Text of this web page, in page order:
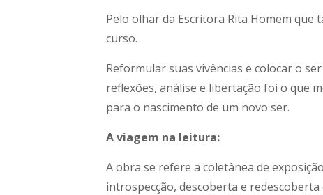
Pelo olhar da Escritora Rita Homem que
curso.
Reformular suas vivências e colocar o
reflexões, análise e libertação foi o que
para o nascimento de um novo ser.
A viagem na leitura:
A obra se refere a coletânea de
introspecção, descoberta e